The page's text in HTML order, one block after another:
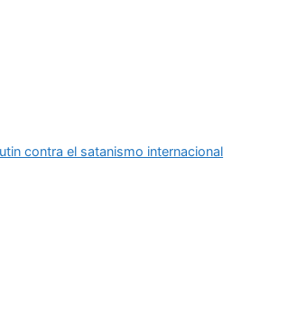
contra el satanismo internacional